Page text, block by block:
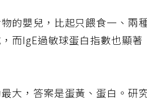
的嬰兒，比起只餵食一、兩
而IgE過敏球蛋白指數也顯著
大，答案是蛋黃、蛋白。研